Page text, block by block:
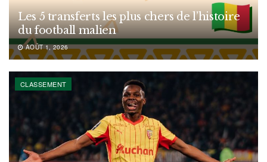
Les 5 transferts les plus chers de l’histoire
du football malien
AOÛT 1, 2026
CLASSEMENT